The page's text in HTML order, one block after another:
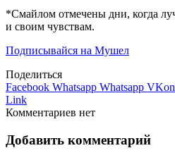
*Смайлом отмечены дни, когда
и своим чувствам.
Подписывайся на Мушел
Поделиться
Facebook Whatsapp Whatsapp
Link
Комментариев нет
Добавить комментарий